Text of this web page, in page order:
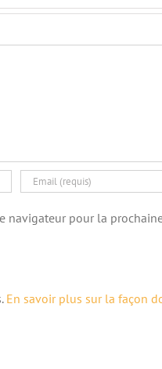
navigateur pour la
En savoir plus sur la façon